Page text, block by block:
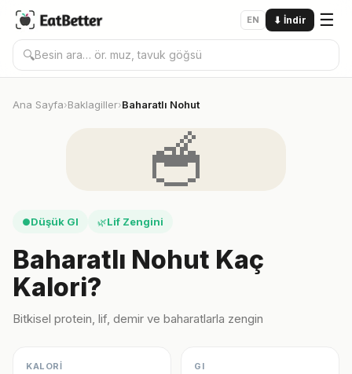
EN ⬇ İndir ☰
🔍
Ana Sayfa›Baklagiller›Baharatlı Nohut
🥣
●Düşük GI 🌿Lif Zengini
Baharatlı Nohut Kaç
Kalori?
Bitkisel protein, lif, demir ve baharatlarla zengin
KALORİ GI